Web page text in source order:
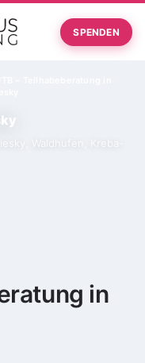
SPENDEN
Waldhufen, Kreba-
in